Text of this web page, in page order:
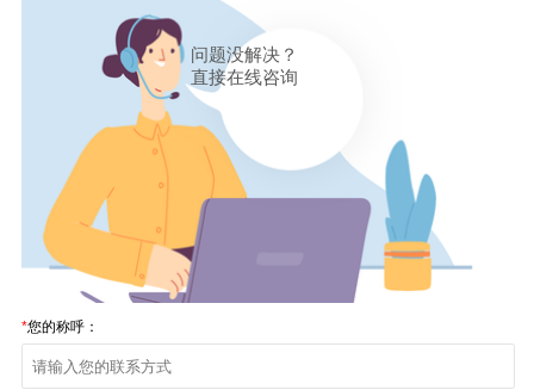
问题没解决？
直接在线咨询
*您的称呼：